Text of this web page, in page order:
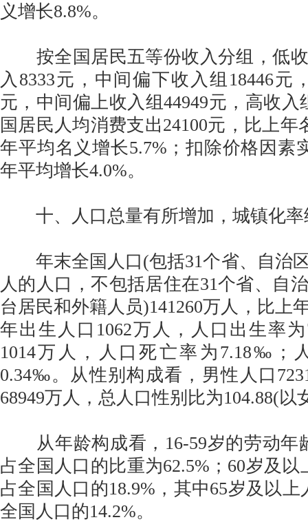
义增长8.8%。
按全国居民五等份收入分组，低收
入8333元，中间偏下收入组18446元
元，中间偏上收入组44949元，高收入
国居民人均消费支出24100元，比上年
年平均名义增长5.7%；扣除价格因素
年平均增长4.0%。
十、人口总量有所增加，城镇化率
年末全国人口(包括31个省、自治
人的人口，不包括居住在31个省、自
台居民和外籍人员)141260万人，比上
年出生人口1062万人，人口出生率
1014万人，人口死亡率为7.18‰；
0.34‰。从性别构成看，男性人口
68949万人，总人口性别比为104.88(以
从年龄构成看，16-59岁的劳动年
占全国人口的比重为62.5%；60岁及以
占全国人口的18.9%，其中65岁及以上
全国人口的14.2%。